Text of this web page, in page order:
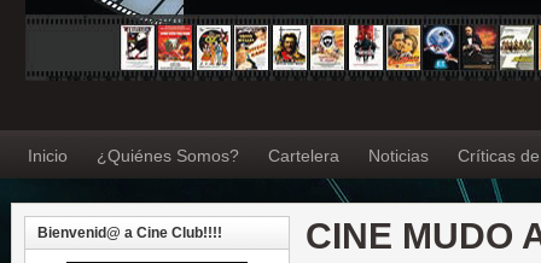
Inicio ¿Quiénes Somos? Cartelera Noticias Críticas
CINE MUDO
Bienvenid@ a Cine Club!!!!